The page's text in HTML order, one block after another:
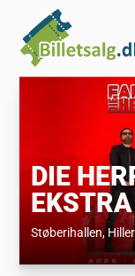
DIE
EKSTRA
Støberihallen,